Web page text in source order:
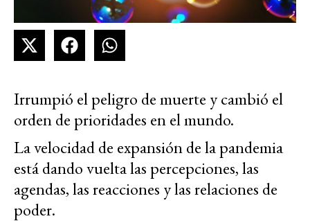
Irrumpió el peligro de muerte y cambió el
orden de prioridades en el mundo.
La velocidad de expansión de la pandemia
está dando vuelta las percepciones, las
agendas, las reacciones y las relaciones de
poder.